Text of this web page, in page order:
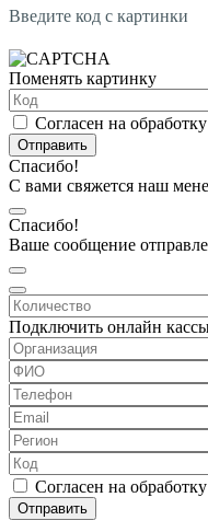
Введите код с картинки
Поменять картинку
Согласен на обработку
Отправить
Спасибо!
С вами свяжется наш
Спасибо!
Ваше сообщение
Подключить онлайн
Согласен на обработку
Отправить